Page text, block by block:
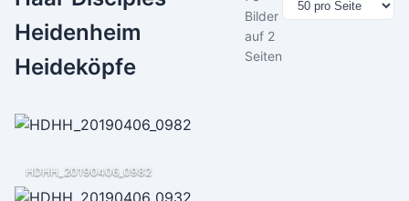
Heidenheim
Heideköpfe
Bilder
auf 2
Seiten
HDHH_20190406_0982